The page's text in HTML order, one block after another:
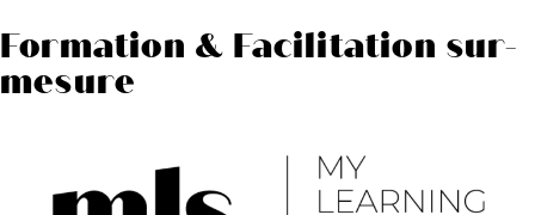
Formation & Facilitation sur-
mesure